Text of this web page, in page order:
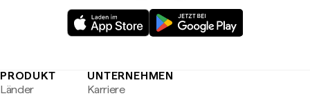
PRODUKT
Länder
UNTERNEHMEN
Karriere